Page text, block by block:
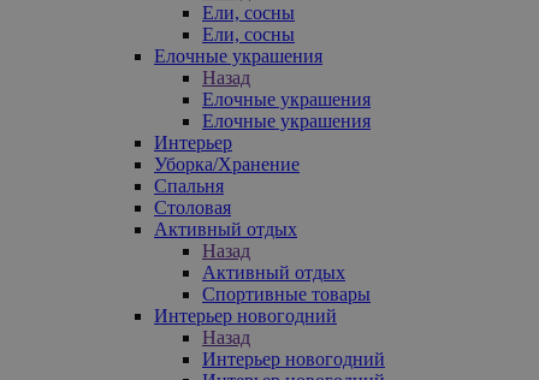
Ели, сосны
Ели, сосны
Елочные украшения
Назад
Елочные украшения
Елочные украшения
Интерьер
Уборка/Хранение
Спальня
Столовая
Активный отдых
Назад
Активный отдых
Спортивные товары
Интерьер новогодний
Назад
Интерьер новогодний